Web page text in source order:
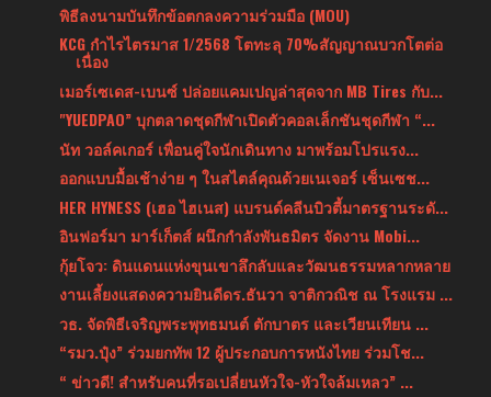
พิธีลงนามบันทึกข้อตกลงความร่วมมือ (MOU)
KCG กำไรไตรมาส 1/2568 โตทะลุ 70%สัญญาณบวกโตต่อ
เนื่อง
เมอร์เซเดส-เบนซ์ ปล่อยแคมเปญล่าสุดจาก MB Tires กับ...
"YUEDPAO” บุกตลาดชุดกีฬาเปิดตัวคอลเล็กชันชุดกีฬา “...
นัท วอล์คเกอร์ เพื่อนคู่ใจนักเดินทาง มาพร้อมโปรแรง...
ออกแบบมื้อเช้าง่าย ๆ ในสไตล์คุณด้วยเนเจอร์ เซ็นเซช...
HER HYNESS (เฮอ ไฮเนส) แบรนด์คลีนบิวตี้มาตรฐานระดั...
อินฟอร์มา มาร์เก็ตส์ ผนึกกำลังพันธมิตร จัดงาน Mobi...
กุ้ยโจว: ดินแดนแห่งขุนเขาลึกลับและวัฒนธรรมหลากหลาย
งานเลี้ยงแสดงความยินดีดร.ธันวา จาติกวณิช ณ โรงแรม ...
วธ. จัดพิธีเจริญพระพุทธมนต์ ตักบาตร และเวียนเทียน ...
“รมว.ปุ๋ง” ร่วมยกทัพ 12 ผู้ประกอบการหนังไทย ร่วมโช...
“ ข่าวดี! สำหรับคนที่รอเปลี่ยนหัวใจ-หัวใจล้มเหลว” ...